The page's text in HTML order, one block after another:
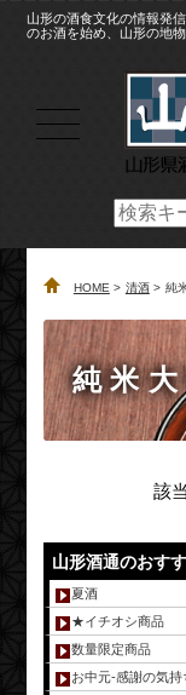
山形の酒食文化の情報発
のお酒を始め、山形の地
HOME 清酒 純
純米
該
山形酒通のおす
夏酒
★イチオシ商品
数量限定商品
お中元-感謝の気持